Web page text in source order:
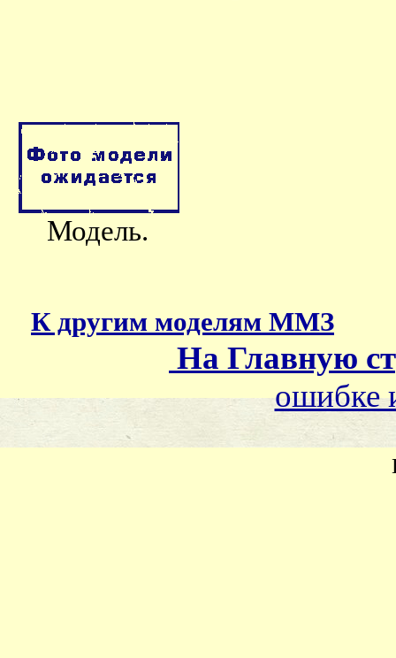
Модель.
К другим моделям ММЗ
На Главную
ошибке